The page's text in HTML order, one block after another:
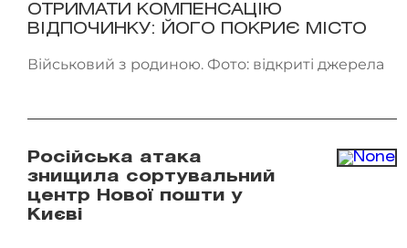
ОТРИМАТИ КОМПЕНСАЦІЮ
ВІДПОЧИНКУ: ЙОГО ПОКРИЄ МІСТО
Військовий з родиною. Фото: відкриті джерела
Російська атака
знищила сортувальний
центр Нової пошти у
Києві